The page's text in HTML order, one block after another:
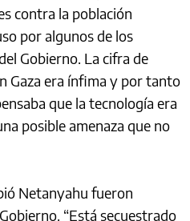
contra la población
por algunos de los
Gobierno. La cifra de
Gaza era ínfima y por tanto
que la tecnología era
posible amenaza que no
Netanyahu fueron
“Está secuestrado